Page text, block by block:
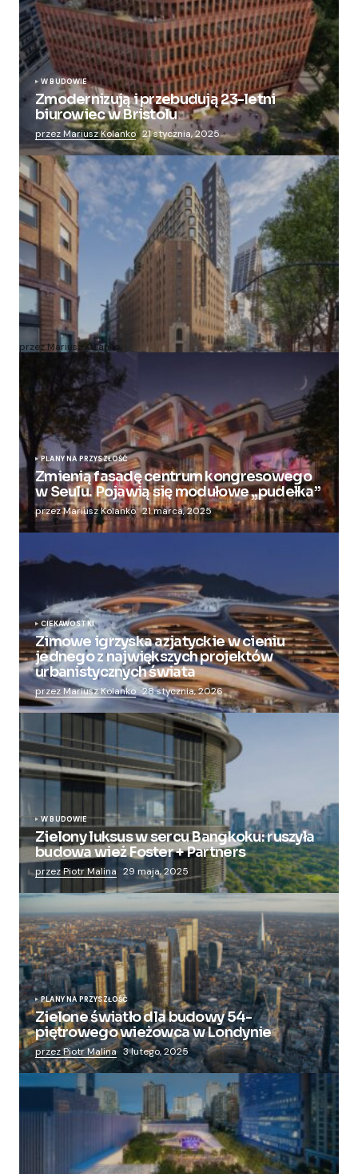
W BUDOWIE
Zmodernizują i przebudują 23-letni
biurowiec w Bristolu
przez Mariusz Kolanko 21 stycznia, 2025
Zmieniają więzienie dla kobiet w nowoczesny
apartamentowiec
przez Mariusz Kolanko 20 lipca, 2024
PLANY NA PRZYSZŁOŚĆ
Zmienią fasadę centrum kongresowego
w Seulu. Pojawią się modułowe „pudełka”
przez Mariusz Kolanko 21 marca, 2025
CIEKAWOSTKI
Zimowe igrzyska azjatyckie w cieniu
jednego z największych projektów
urbanistycznych świata
przez Mariusz Kolanko 28 stycznia, 2026
W BUDOWIE
Zielony luksus w sercu Bangkoku: ruszyła
budowa wież Foster + Partners
przez Piotr Malina 29 maja, 2025
PLANY NA PRZYSZŁOŚĆ
Zielone światło dla budowy 54-
piętrowego wieżowca w Londynie
przez Piotr Malina 3 lutego, 2025